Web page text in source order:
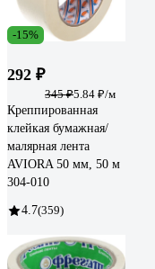
-15%
292 ₽
345 ₽5.84 ₽/м
Креппированная
клейкая бумажная/
малярная лента
AVIORA 50 мм, 50 м
304-010
4.7(359)